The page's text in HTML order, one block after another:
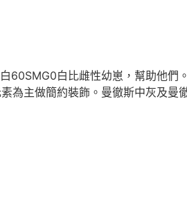
60SMG0白比雌性幼崽，幫助他們
為主做簡約裝飾。曼徹斯中灰及曼